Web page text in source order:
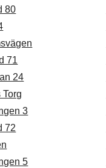
80
71
24
3
72
5